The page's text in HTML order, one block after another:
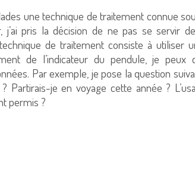
une technique de traitement connue
j’ai pris la décision de ne pas se servir
de traitement consiste à utiliser
de l’indicateur du pendule, je peux
Par exemple, je pose la question
Partirais-je en voyage cette année ?
permis ?